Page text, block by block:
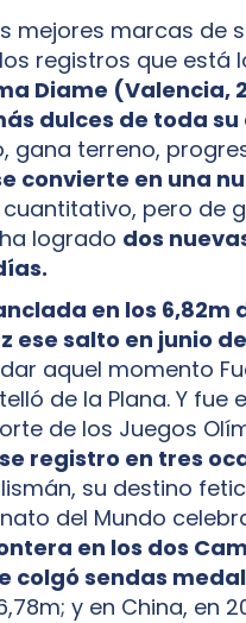
mejores marcas de
registros que está
Diame (Valencia,
dulces de toda
terreno,
convierte en una
pero de
logrado dos
en los
salto en junio de
aquel momento
de la Plana. Y fue
de los Juegos
registro en tres
su destino
del Mundo
en los dos
colgó sendas
y en China, en